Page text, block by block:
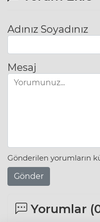
Adınız Soyadınız
Mesaj
Gönderilen yorumların
Gönder
Yorumlar (